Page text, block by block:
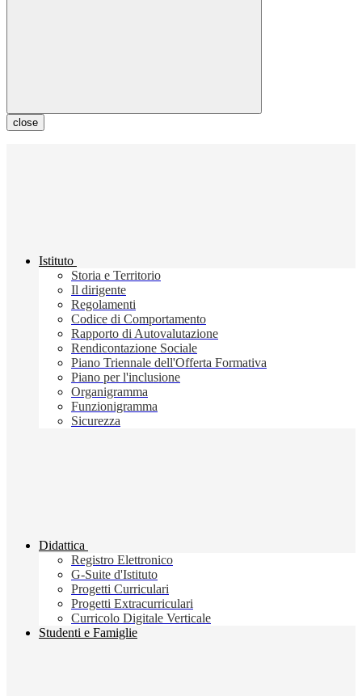
close
Istituto
Storia e Territorio
Il dirigente
Regolamenti
Codice di Comportamento
Rapporto di Autovalutazione
Rendicontazione Sociale
Piano Triennale dell'Offerta Formativa
Piano per l'inclusione
Organigramma
Funzionigramma
Sicurezza
Didattica
Registro Elettronico
G-Suite d'Istituto
Progetti Curriculari
Progetti Extracurriculari
Curricolo Digitale Verticale
Studenti e Famiglie